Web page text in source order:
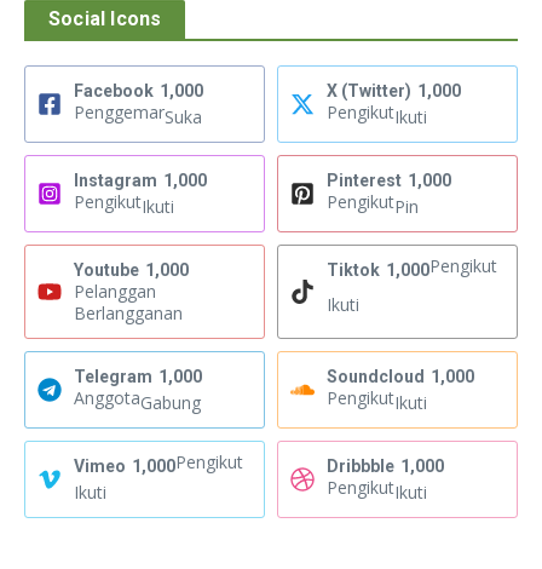
Social Icons
Facebook 1,000
PenggemarSuka
X (Twitter) 1,000
PengikutIkuti
Instagram 1,000
PengikutIkuti
Pinterest 1,000
PengikutPin
Youtube 1,000
Pelanggan
Berlangganan
Tiktok 1,000Pengikut
Ikuti
Telegram 1,000
AnggotaGabung
Soundcloud 1,000
PengikutIkuti
Vimeo 1,000Pengikut
Ikuti
Dribbble 1,000
PengikutIkuti